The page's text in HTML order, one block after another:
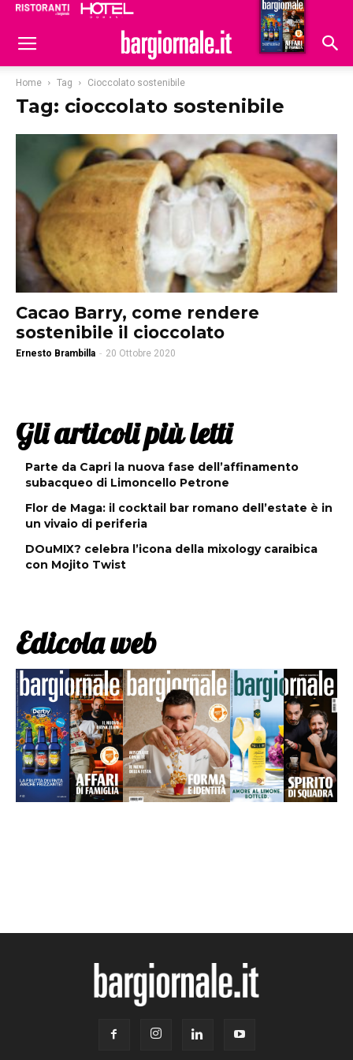
Hoteldomani
Home Tag Cioccolato sostenibile
Tag: cioccolato sostenibile
Cacao Barry, come rendere
sostenibile il cioccolato
Ernesto Brambilla - 20 Ottobre 2020
Gli articoli più letti
Parte da Capri la nuova fase dell’affinamento
subacqueo di Limoncello Petrone
Flor de Maga: il cocktail bar romano dell’estate è in
un vivaio di periferia
DOuMIX? celebra l’icona della mixology caraibica
con Mojito Twist
Edicola web